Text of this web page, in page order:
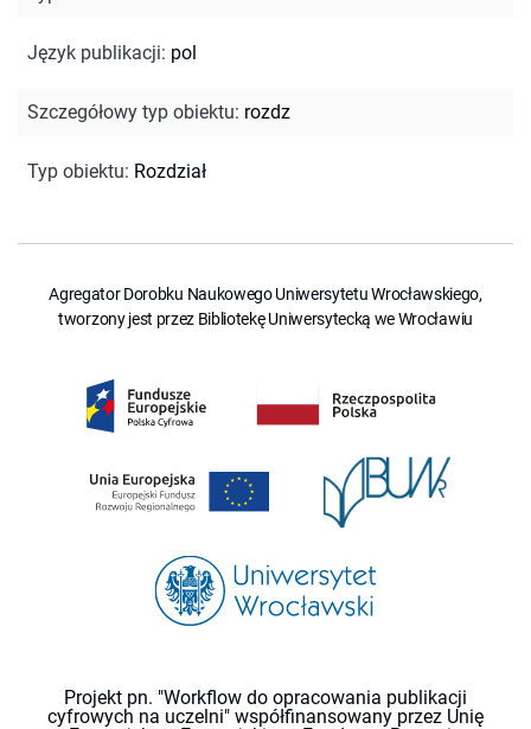
Język publikacji: pol
Szczegółowy typ obiektu: rozdz
Typ obiektu: Rozdział
Agregator Dorobku Naukowego Uniwersytetu Wrocławskiego,
tworzony jest przez Bibliotekę Uniwersytecką we Wrocławiu
Projekt pn. "Workflow do opracowania publikacji
cyfrowych na uczelni" współfinansowany przez Unię